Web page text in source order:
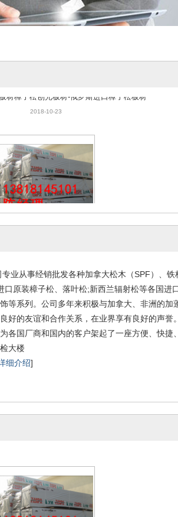
2018-10-23
业从事经销批发各种加拿大松木（SPF）、
口原装樟子松、落叶松;新西兰辐射松等各国进
等系列。公司多年来积极与加拿大、非洲的
好的友谊和合作关系，在业界享有良好的声
各国厂商和国内的客户架起了一座方便、快捷
仓市浮桥镇联检
细介绍]